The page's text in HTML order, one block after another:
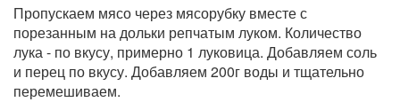
Пропускаем мясо через мясорубку вместе с
порезанным на дольки репчатым луком. Количество
лука - по вкусу, примерно 1 луковица. Добавляем соль
и перец по вкусу. Добавляем 200г воды и тщательно
перемешиваем.